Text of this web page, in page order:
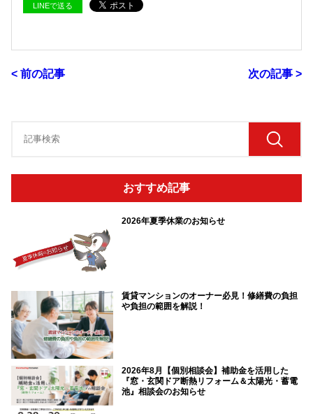
LINEで送る
< 前の記事 次の記事 >
おすすめ記事
2026年夏季休業のお知らせ
賃貸マンションのオーナー必見！修繕費の負担
や負担の範囲を解説！
2026年8月【個別相談会】補助金を活用した
『窓・玄関ドア断熱リフォーム＆太陽光・蓄電
池』相談会のお知らせ